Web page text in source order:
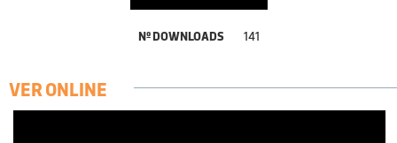
Nº DOWNLOADS 141
VER ONLINE